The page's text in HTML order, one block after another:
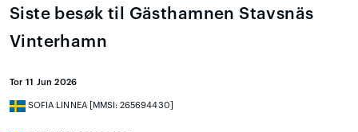
Siste besøk til Gästhamnen Stavsnäs
Vinterhamn
Tor 11 Jun 2026
SOFIA LINNEA [MMSI: 265694430]